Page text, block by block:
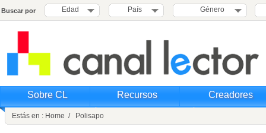
Buscar por Edad País Género
Sobre CL Recursos Creadores
Estás en : Home / Polisapo